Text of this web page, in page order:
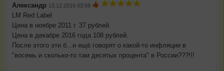
Александр 13.12.2016 03:59
LM Red Label
Цена в ноябре 2011 г. 37 рублей.
Цена в декабре 2016 года 108 рублей.
После этого эти б...и ещё говорят о какой-то инфляции в
"восемь и сколько-то там десятых процента" в России???!!!